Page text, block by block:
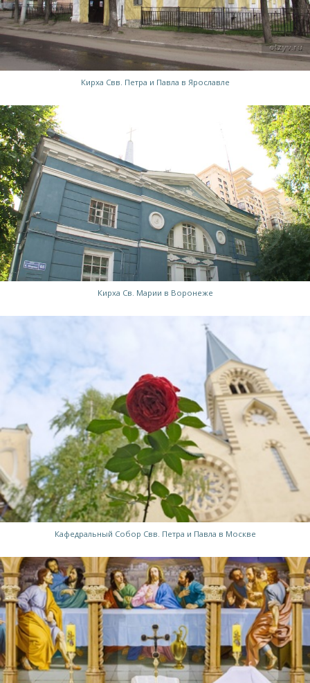
Кирха Свв. Петра и Павла в Ярославле
Кирха Св. Марии в Воронеже
Кафедральный Собор Свв. Петра и Павла в Москве